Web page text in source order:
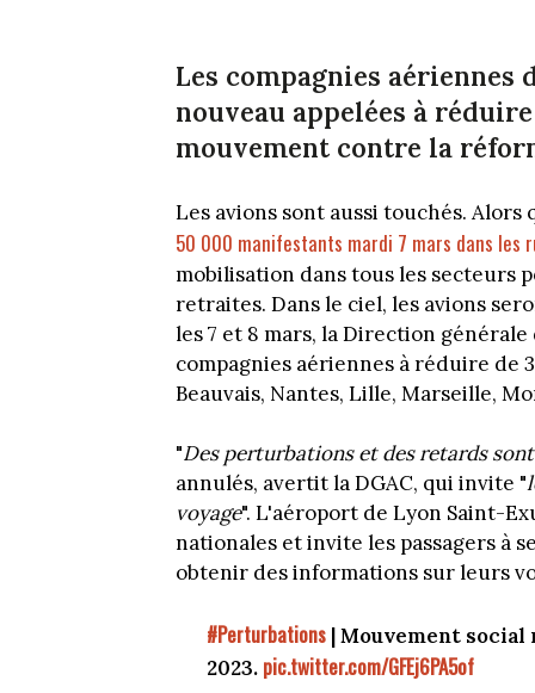
Les compagnies aériennes
nouveau appelées à
mouvement contre la
Les avions sont aussi touchés.
50 000 manifestants mardi 7 mars dans les
mobilisation dans tous les secteurs
retraites. Dans le ciel, les avions
les 7 et 8 mars, la Direction
compagnies aériennes à réduire de
Beauvais, Nantes, Lille, Marseille,
"Des perturbations et des retards
annulés, avertit la DGAC, qui invite "
voyage". L'aéroport de Lyon Saint-
nationales et invite les passagers à
obtenir des informations sur leurs
#Perturbations| Mouvement social
2023. pic.twitter.com/GFEj6PA5of